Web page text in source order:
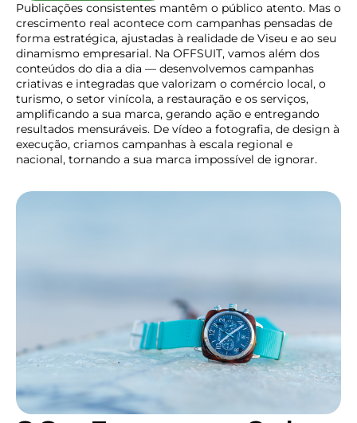
Publicações consistentes mantêm o público atento. Mas o
crescimento real acontece com campanhas pensadas de
forma estratégica, ajustadas à realidade de Viseu e ao seu
dinamismo empresarial. Na OFFSUIT, vamos além dos
conteúdos do dia a dia — desenvolvemos campanhas
criativas e integradas que valorizam o comércio local, o
turismo, o setor vinícola, a restauração e os serviços,
amplificando a sua marca, gerando ação e entregando
resultados mensuráveis. De vídeo a fotografia, de design à
execução, criamos campanhas à escala regional e
nacional, tornando a sua marca impossível de ignorar.